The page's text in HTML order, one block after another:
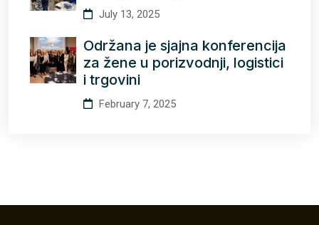
July 13, 2025
Održana je sjajna konferencija
za žene u porizvodnji, logistici
i trgovini
February 7, 2025